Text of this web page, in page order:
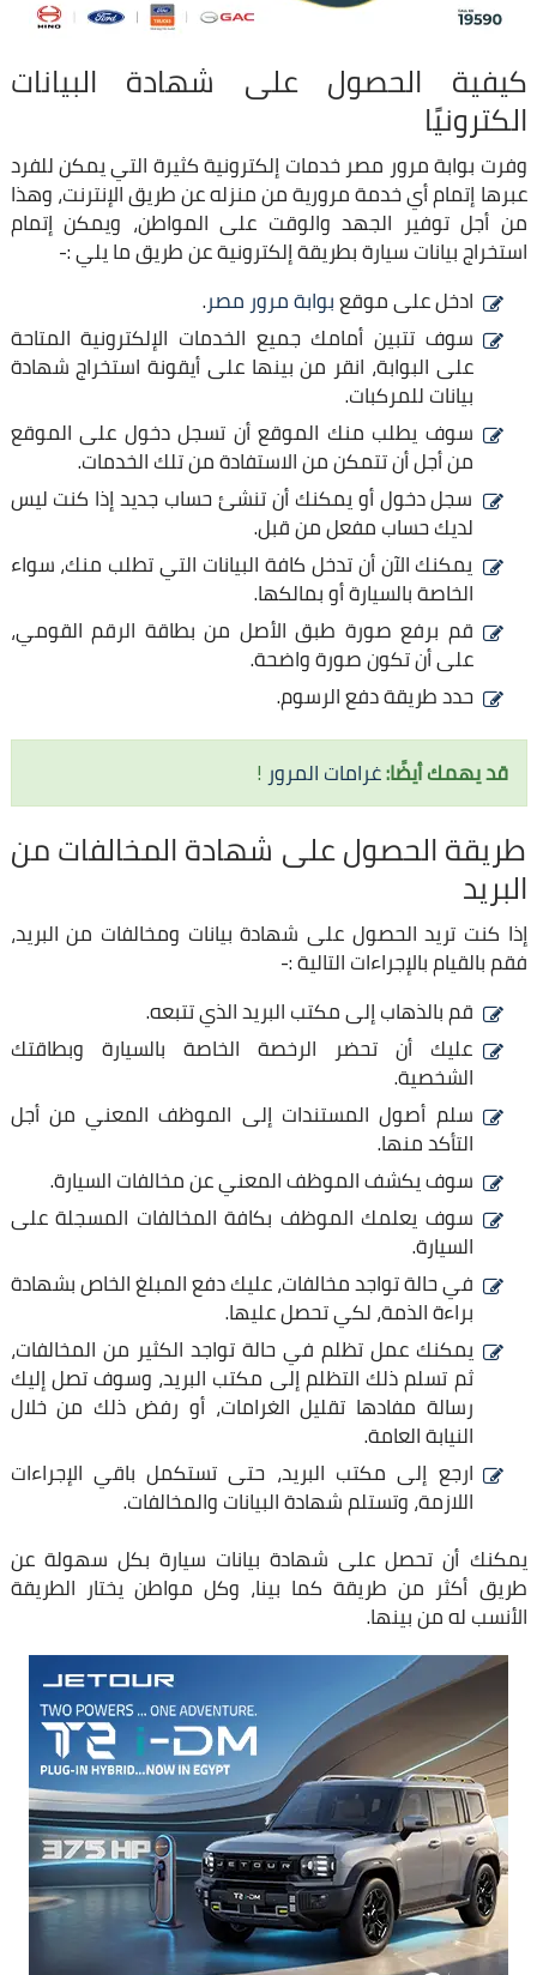
كيفية الحصول على شهادة البيانات
الكترونيًا
وفرت بوابة مرور مصر خدمات إلكترونية كثيرة التي يمكن للفرد
عبرها إتمام أي خدمة مرورية من منزله عن طريق الإنترنت، وهذا
من أجل توفير الجهد والوقت على المواطن، ويمكن إتمام
استخراج بيانات سيارة بطريقة إلكترونية عن طريق ما يلي :-
ادخل على موقعبوابة مرور مصر.
سوف تتبين أمامك جميع الخدمات الإلكترونية المتاحة
على البوابة، انقر من بينها على أيقونة استخراج شهادة
بيانات للمركبات.
سوف يطلب منك الموقع أن تسجل دخول على الموقع
من أجل أن تتمكن من الاستفادة من تلك الخدمات.
سجل دخول أو يمكنك أن تنشئ حساب جديد إذا كنت ليس
لديك حساب مفعل من قبل.
يمكنك الآن أن تدخل كافة البيانات التي تطلب منك، سواء
الخاصة بالسيارة أو بمالكها.
قم برفع صورة طبق الأصل من بطاقة الرقم القومي،
على أن تكون صورة واضحة.
حدد طريقة دفع الرسوم.
قد يهمك أيضًا:غرامات المرور !
طريقة الحصول على شهادة المخالفات من
البريد
إذا كنت تريد الحصول على شهادة بيانات ومخالفات من البريد،
فقم بالقيام بالإجراءات التالية :-
قم بالذهاب إلى مكتب البريد الذي تتبعه.
عليك أن تحضر الرخصة الخاصة بالسيارة وبطاقتك
الشخصية.
سلم أصول المستندات إلى الموظف المعني من أجل
التأكد منها.
سوف يكشف الموظف المعني عن مخالفات السيارة.
سوف يعلمك الموظف بكافة المخالفات المسجلة على
السيارة.
في حالة تواجد مخالفات، عليك دفع المبلغ الخاص بشهادة
براءة الذمة، لكي تحصل عليها.
يمكنك عمل تظلم في حالة تواجد الكثير من المخالفات،
ثم تسلم ذلك التظلم إلى مكتب البريد، وسوف تصل إليك
رسالة مفادها تقليل الغرامات، أو رفض ذلك من خلال
النيابة العامة.
ارجع إلى مكتب البريد، حتى تستكمل باقي الإجراءات
اللازمة، وتستلم شهادة البيانات والمخالفات.
يمكنك أن تحصل على شهادة بيانات سيارة بكل سهولة عن
طريق أكثر من طريقة كما بينا، وكل مواطن يختار الطريقة
الأنسب له من بينها.